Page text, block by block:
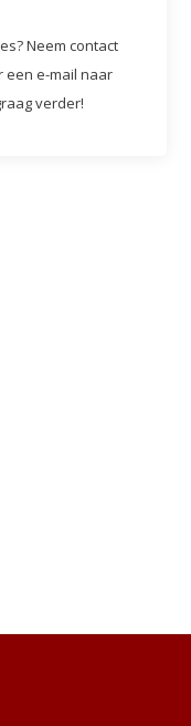
Neem contact
een e-mail naar
verder!